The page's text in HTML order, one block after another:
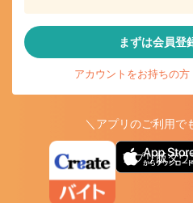
まずは会員登
アカウントをお持ちの
＼アプリのご利用で
アプリ版ダ